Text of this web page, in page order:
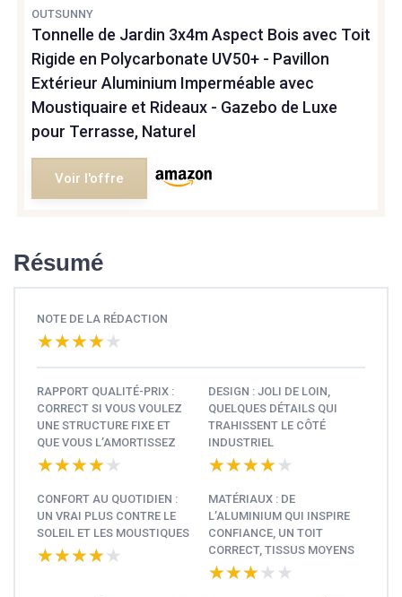
OUTSUNNY
Tonnelle de Jardin 3x4m Aspect Bois avec Toit
Rigide en Polycarbonate UV50+ - Pavillon
Extérieur Aluminium Imperméable avec
Moustiquaire et Rideaux - Gazebo de Luxe
pour Terrasse, Naturel
Voir l'offre
Résumé
NOTE DE LA RÉDACTION
★★★★★
★★★★★
RAPPORT QUALITÉ-PRIX :
CORRECT SI VOUS VOULEZ
UNE STRUCTURE FIXE ET
QUE VOUS L’AMORTISSEZ
★★★★★
★★★★★
DESIGN : JOLI DE LOIN,
QUELQUES DÉTAILS QUI
TRAHISSENT LE CÔTÉ
INDUSTRIEL
★★★★★
★★★★★
CONFORT AU QUOTIDIEN :
UN VRAI PLUS CONTRE LE
SOLEIL ET LES MOUSTIQUES
★★★★★
★★★★★
MATÉRIAUX : DE
L’ALUMINIUM QUI INSPIRE
CONFIANCE, UN TOIT
CORRECT, TISSUS MOYENS
★★★★★
★★★★★